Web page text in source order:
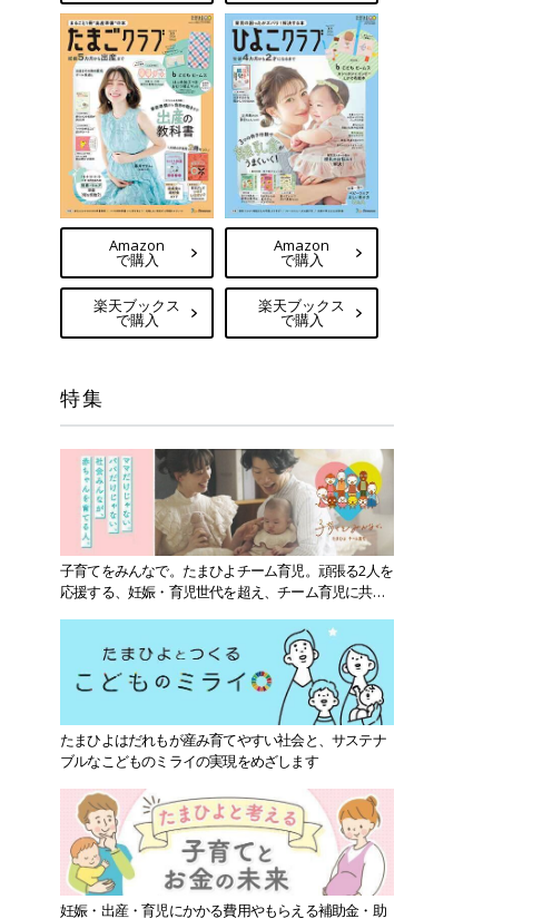
Amazon
で購入
楽天ブックス
で購入
Amazon
で購入
楽天ブックス
で購入
特集
子育てをみんなで。たまひよチーム育児。頑張る2人を
応援する、妊娠・育児世代を超え、チーム育児に共感
たまひよはだれもが産み育てやすい社会と、サステナ
ブルなこどものミライの実現をめざします
妊娠・出産・育児にかかる費用やもらえる補助金・助